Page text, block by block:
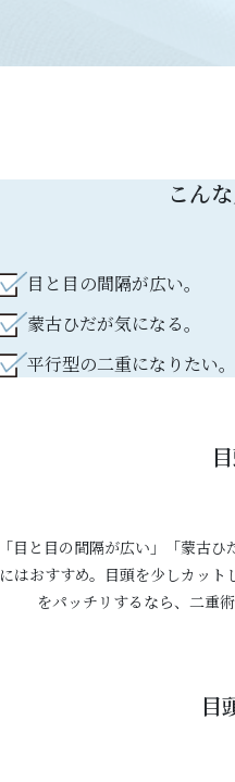
こん
目と目の間隔が広い。
蒙古ひだが気になる。
平行型の二重になりたい。
「目と目の間隔が広い」「蒙古
にはおすすめ。目頭を少しカッ
をパッチリするなら、二重
目